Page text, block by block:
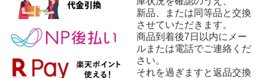
新品、または同等品と交換
させていただきます。
商品到着後7日以内にメー
ルまたは電話でご連絡くだ
さい。
それを過ぎますと返品交換